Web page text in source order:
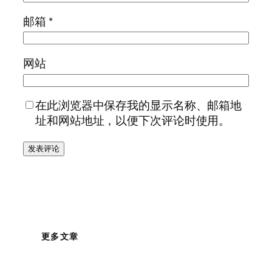
邮箱*
网站
在此浏览器中保存我的显示名称、邮箱地
址和网站地址，以便下次评论时使用。
更多文章